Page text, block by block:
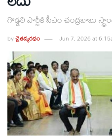
గొడ్డలి పార్టీకి సీఎం చంద్రబాబు
byచైతన్యరధం Jun 7, 2026 at